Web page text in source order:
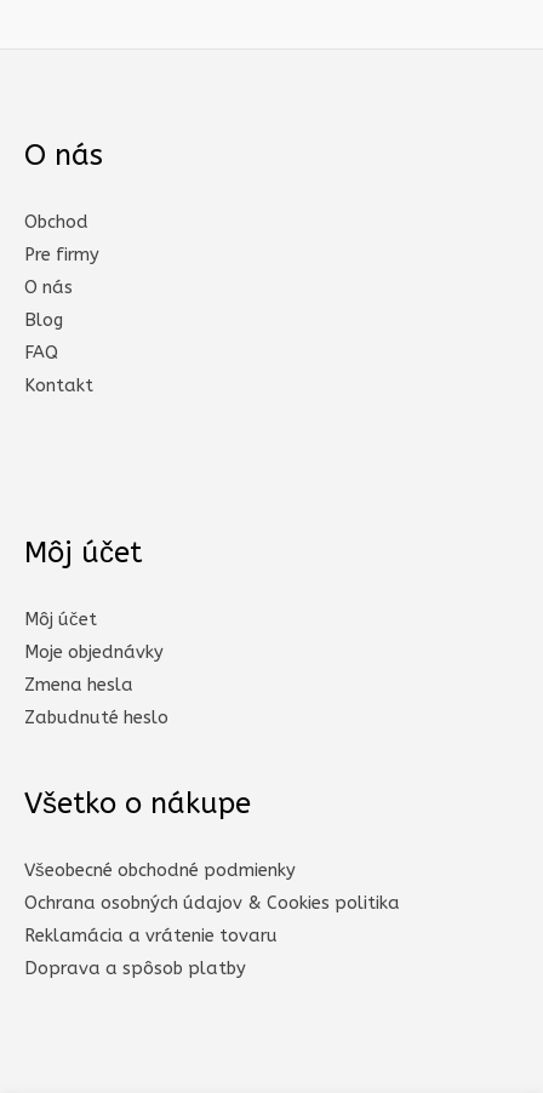
O nás
Obchod
Pre firmy
O nás
Blog
FAQ
Kontakt
Môj účet
Môj účet
Moje objednávky
Zmena hesla
Zabudnuté heslo
Všetko o nákupe
Všeobecné obchodné podmienky
Ochrana osobných údajov & Cookies politika
Reklamácia a vrátenie tovaru
Doprava a spôsob platby​